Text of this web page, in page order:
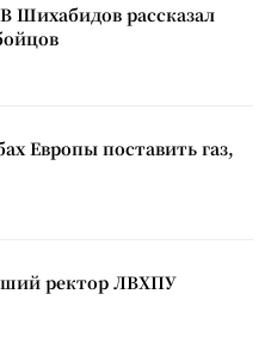
Шихабидов рассказал
Европы поставить газ,
ректор ЛВХПУ